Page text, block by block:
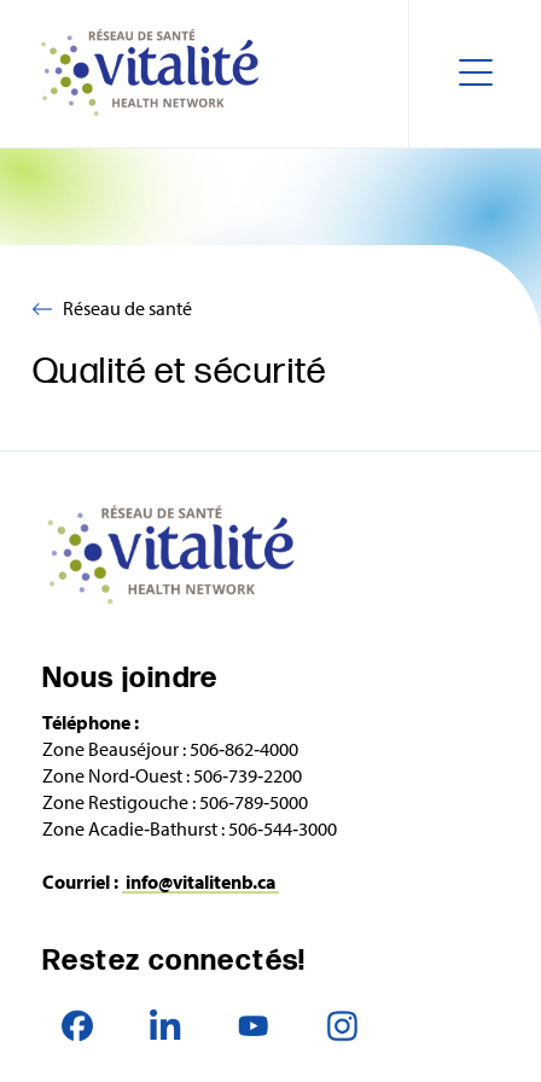
Réseau de santé
Qualité et sécurité
Nous joindre
Téléphone :
Zone Beauséjour : 506‑862‑4000
Zone Nord‑Ouest : 506‑739‑2200
Zone Restigouche : 506‑789‑5000
Zone Acadie‑Bathurst : 506‑544‑3000
Courriel : info@vitalitenb.ca
Restez connectés!